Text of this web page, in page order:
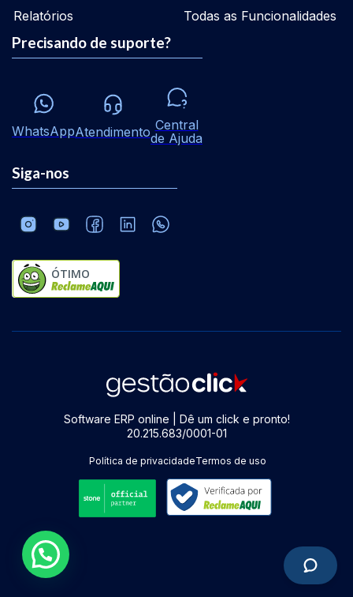
Relatórios
Todas as Funcionalidades
Precisando de suporte?
WhatsAppAtendimento Central
de Ajuda
Siga-nos
ÓTIMO
Software ERP online | Dê um click e pronto!
20.215.683/0001-01
Política de privacidadeTermos de uso